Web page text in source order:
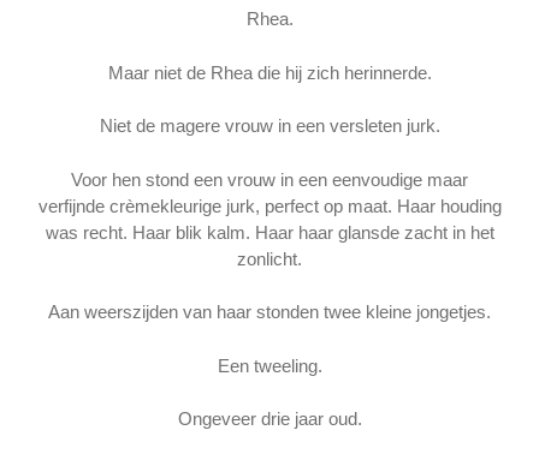
Rhea.
Maar niet de Rhea die hij zich herinnerde.
Niet de magere vrouw in een versleten jurk.
Voor hen stond een vrouw in een eenvoudige maar
verfijnde crèmekleurige jurk, perfect op maat. Haar houding
was recht. Haar blik kalm. Haar haar glansde zacht in het
zonlicht.
Aan weerszijden van haar stonden twee kleine jongetjes.
Een tweeling.
Ongeveer drie jaar oud.